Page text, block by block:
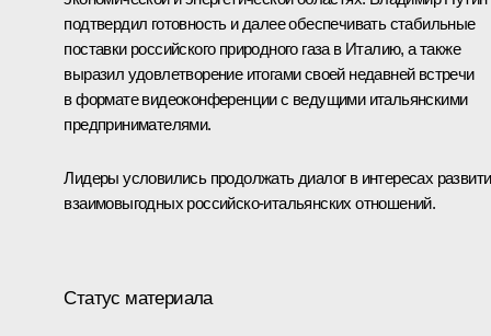
подтвердил готовность и далее обеспечивать стабильные
поставки российского природного газа в Италию, а также
выразил удовлетворение итогами своей недавней встречи
в формате видеоконференции с ведущими итальянскими
предпринимателями.
Лидеры условились продолжать диалог в интересах
взаимовыгодных российско-итальянских отношений.
Статус материала